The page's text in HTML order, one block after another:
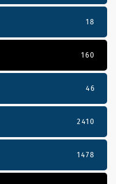
18
160
46
2410
1478